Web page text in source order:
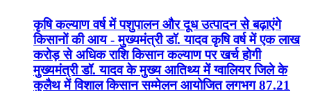
कृषि कल्याण वर्ष में पशुपालन और दूध उत्पादन से बढ़ाएंगे
किसानों की आय - मुख्यमंत्री डॉ. यादव कृषि वर्ष में एक लाख
करोड़ से अधिक राशि किसान कल्याण पर खर्च होगी
मुख्यमंत्री डॉ. यादव के मुख्य आतिथ्य में ग्वालियर जिले के
कुलैथ में विशाल किसान सम्मेलन आयोजित लगभग 87.21